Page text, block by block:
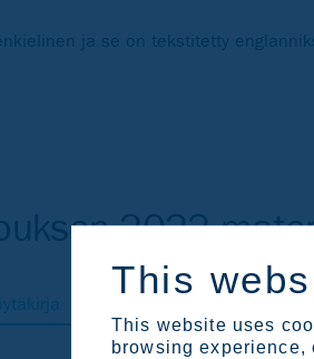
This
This website uses
browsing
ja se on tekstitetty
2022